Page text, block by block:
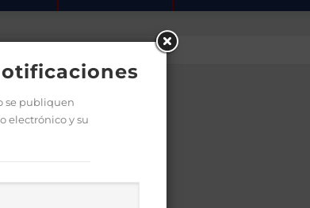
se publiquen
electrónico y su